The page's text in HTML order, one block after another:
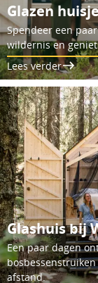
Glazen
Spendeer een
wildernis en
Lees verder
Glashuis bij
Een paar dagen
afstand.